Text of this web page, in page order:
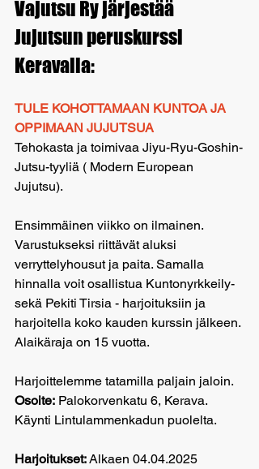
Vajutsu Ry järjestää
Jujutsun peruskurssi
Keravalla:
TULE KOHOTTAMAAN KUNTOA JA
OPPIMAAN JUJUTSUA
Tehokasta ja toimivaa Jiyu-Ryu-Goshin-
Jutsu-tyyliä ( Modern European
Jujutsu).
Ensimmäinen viikko on ilmainen.
Varustukseksi riittävät aluksi
verryttelyhousut ja paita. Samalla
hinnalla voit osallistua Kuntonyrkkeily-
sekä Pekiti Tirsia - harjoituksiin ja
harjoitella koko kauden kurssin jälkeen.
Alaikäraja on 15 vuotta.
Harjoittelemme tatamilla paljain jaloin.
Osoite: Palokorvenkatu 6, Kerava.
Käynti Lintulammenkadun puolelta.
Harjoitukset: Alkaen 04.04.2025